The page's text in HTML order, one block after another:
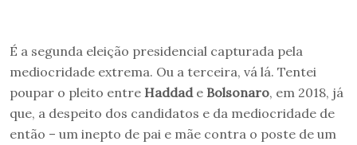
É a segunda eleição presidencial capturada pela
mediocridade extrema. Ou a terceira, vá lá. Tentei
poupar o pleito entre Haddad e Bolsonaro, em 2018, já
que, a despeito dos candidatos e da mediocridade de
então – um inepto de pai e mãe contra o poste de um